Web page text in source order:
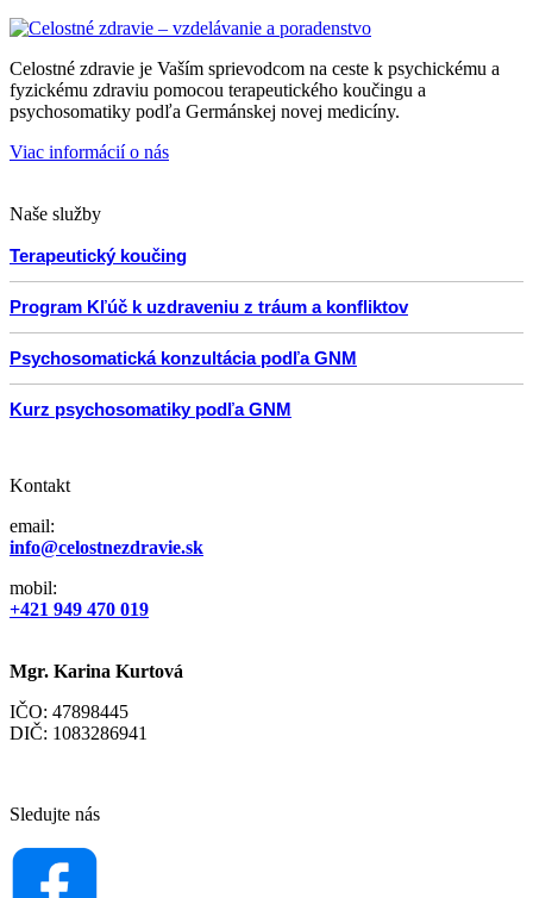
Celostné zdravie je Vaším sprievodcom na ceste k psychickému a
fyzickému zdraviu pomocou terapeutického koučingu a
psychosomatiky podľa Germánskej novej medicíny.
Viac informácií o nás
Naše služby
Terapeutický koučing
Program Kľúč k uzdraveniu z tráum a konfliktov
Psychosomatická konzultácia podľa GNM
Kurz psychosomatiky podľa GNM
Kontakt
email:
info@celostnezdravie.sk
mobil:
+421 949 470 019
Mgr. Karina Kurtová
IČO: 47898445
DIČ: 1083286941
Sledujte nás